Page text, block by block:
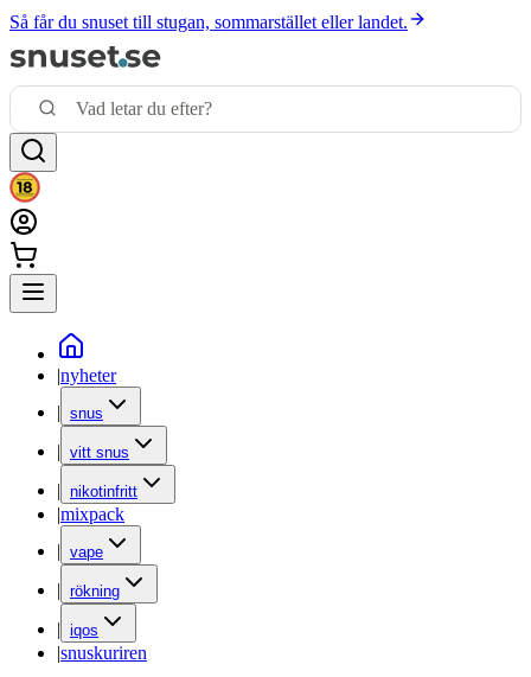
Så får du snuset till stugan, sommarstället eller landet.
|nyheter
| snus
| vitt snus
| nikotinfritt
|mixpack
| vape
| rökning
| iqos
|snuskuriren